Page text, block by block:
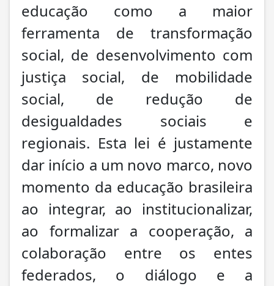
educação como a maior
ferramenta de transformação
social, de desenvolvimento com
justiça social, de mobilidade
social, de redução de
desigualdades sociais e
regionais. Esta lei é justamente
dar início a um novo marco, novo
momento da educação brasileira
ao integrar, ao institucionalizar,
ao formalizar a cooperação, a
colaboração entre os entes
federados, o diálogo e a